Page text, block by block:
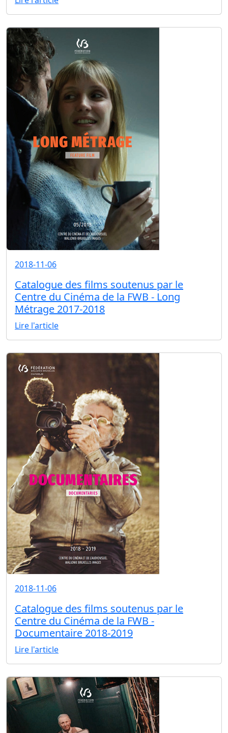
2018-11-06
Catalogue des films soutenus par le
Centre du Cinéma de la FWB - Long
Métrage 2017-2018
Lire l'article
2018-11-06
Catalogue des films soutenus par le
Centre du Cinéma de la FWB -
Documentaire 2018-2019
Lire l'article